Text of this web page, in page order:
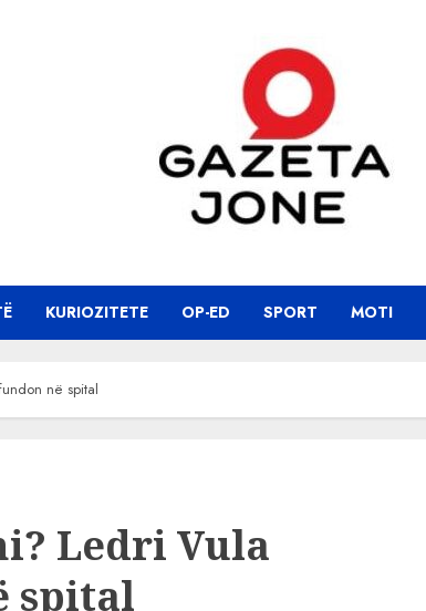
KURIOZITETE OP-ED SPORT MOTI
në spital
Ledri Vula
spital